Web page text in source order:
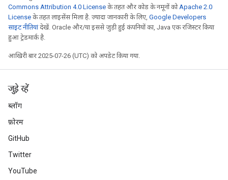
Commons Attribution 4.0 License के तहत और कोड के नमूनों कोApache 2.0
License के तहत लाइसेंस मिला है. ज़्यादा जानकारी के लिए, Google Developers
साइट नीतियांदेखें. Oracle और/या इससे जुड़ी हुई कंपनियों का, Java एक रजिस्टर किया
हुआ ट्रेडमार्क है.
आखिरी बार 2025-07-26 (UTC) को अपडेट किया गया.
जुड़े रहें
ब्लॉग
फ़ोरम
GitHub
Twitter
YouTube